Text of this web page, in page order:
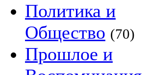
Политика и
Общество (70)
Прошлое и